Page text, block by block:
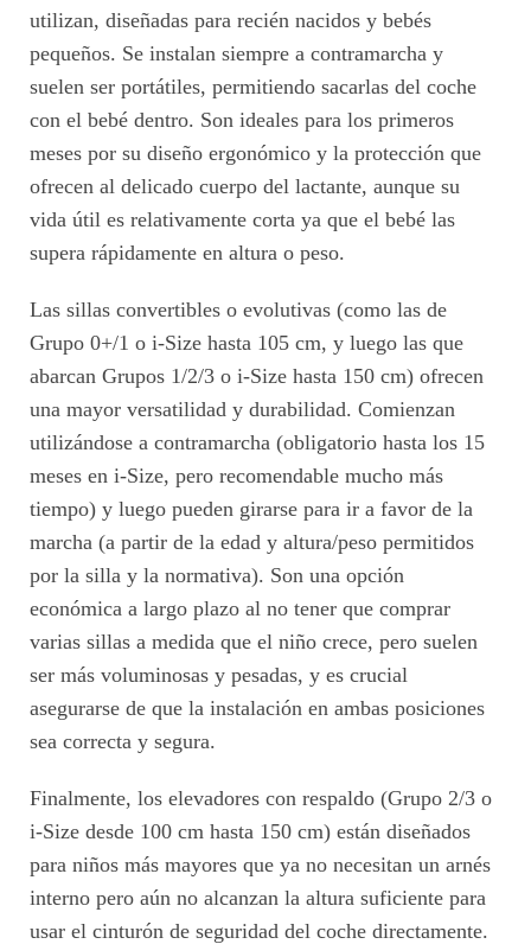
utilizan, diseñadas para recién nacidos y bebés
pequeños. Se instalan siempre a contramarcha y
suelen ser portátiles, permitiendo sacarlas del coche
con el bebé dentro. Son ideales para los primeros
meses por su diseño ergonómico y la protección que
ofrecen al delicado cuerpo del lactante, aunque su
vida útil es relativamente corta ya que el bebé las
supera rápidamente en altura o peso.
Las sillas convertibles o evolutivas (como las de
Grupo 0+/1 o i-Size hasta 105 cm, y luego las que
abarcan Grupos 1/2/3 o i-Size hasta 150 cm) ofrecen
una mayor versatilidad y durabilidad. Comienzan
utilizándose a contramarcha (obligatorio hasta los 15
meses en i-Size, pero recomendable mucho más
tiempo) y luego pueden girarse para ir a favor de la
marcha (a partir de la edad y altura/peso permitidos
por la silla y la normativa). Son una opción
económica a largo plazo al no tener que comprar
varias sillas a medida que el niño crece, pero suelen
ser más voluminosas y pesadas, y es crucial
asegurarse de que la instalación en ambas posiciones
sea correcta y segura.
Finalmente, los elevadores con respaldo (Grupo 2/3 o
i-Size desde 100 cm hasta 150 cm) están diseñados
para niños más mayores que ya no necesitan un arnés
interno pero aún no alcanzan la altura suficiente para
usar el cinturón de seguridad del coche directamente.